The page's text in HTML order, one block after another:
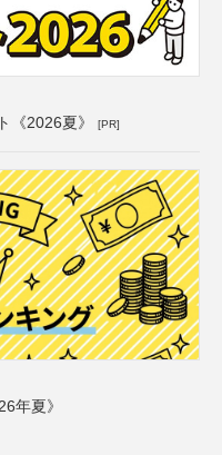
《2026夏》 [PR]
年夏》